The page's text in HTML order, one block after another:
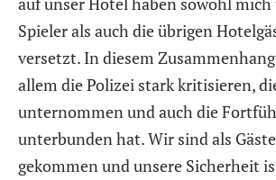
Spieler als auch die übrigen
versetzt. In diesem
allem die Polizei stark kritisieren,
unternommen und auch die
unterbunden hat. Wir sind als
gekommen und unsere Sicherheit